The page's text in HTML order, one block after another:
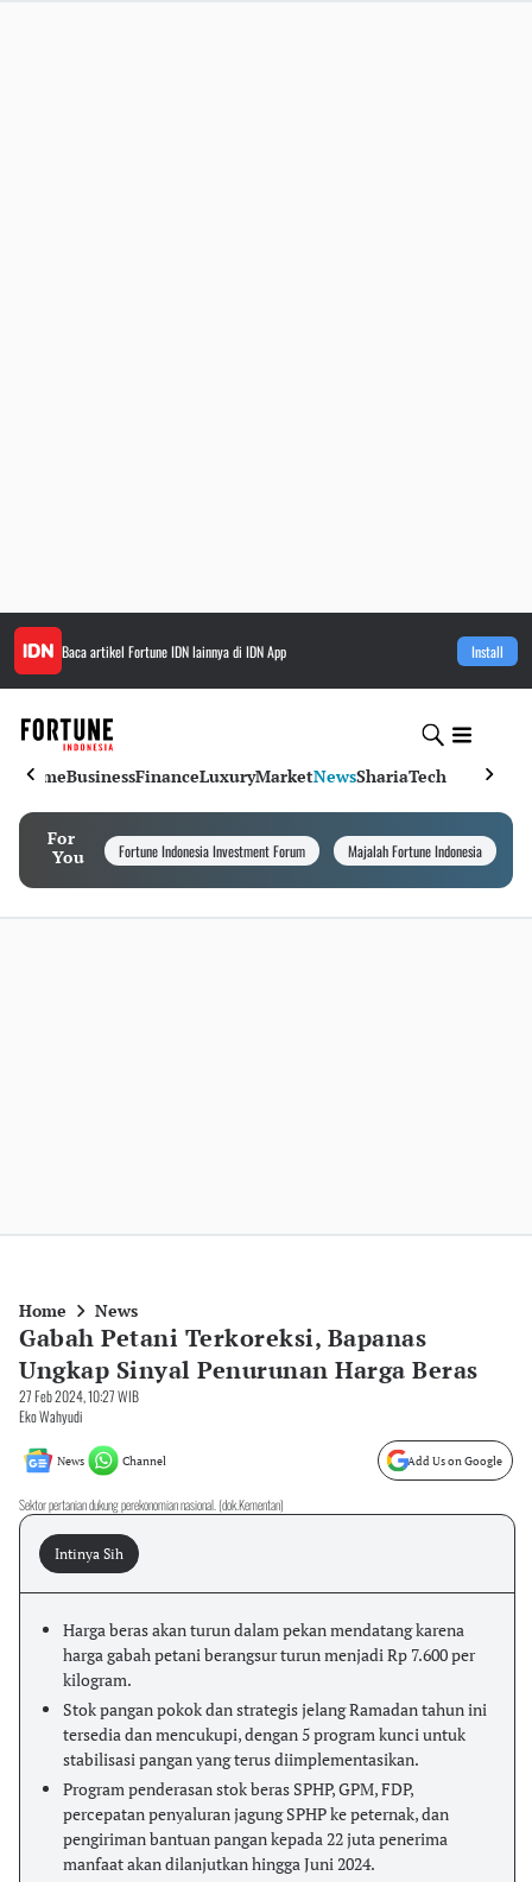
Baca artikel Fortune IDNlainnya di IDN App Install
HomeBusinessFinanceLuxuryMarketNewsShariaTech
For
You
Fortune Indonesia Investment Forum Majalah Fortune Indonesia
Home News
Gabah Petani Terkoreksi, Bapanas
Ungkap Sinyal Penurunan Harga Beras
27 Feb 2024, 10:27 WIB
Eko Wahyudi
News Channel Add Us on Google
Sektor pertanian dukung perekonomian nasional. (dok.Kementan)
Intinya Sih
Harga beras akan turun dalam pekan mendatang karena
harga gabah petani berangsur turun menjadi Rp 7.600 per
kilogram.
Stok pangan pokok dan strategis jelang Ramadan tahun ini
tersedia dan mencukupi, dengan 5 program kunci untuk
stabilisasi pangan yang terus diimplementasikan.
Program penderasan stok beras SPHP, GPM, FDP,
percepatan penyaluran jagung SPHP ke peternak, dan
pengiriman bantuan pangan kepada 22 juta penerima
manfaat akan dilanjutkan hingga Juni 2024.